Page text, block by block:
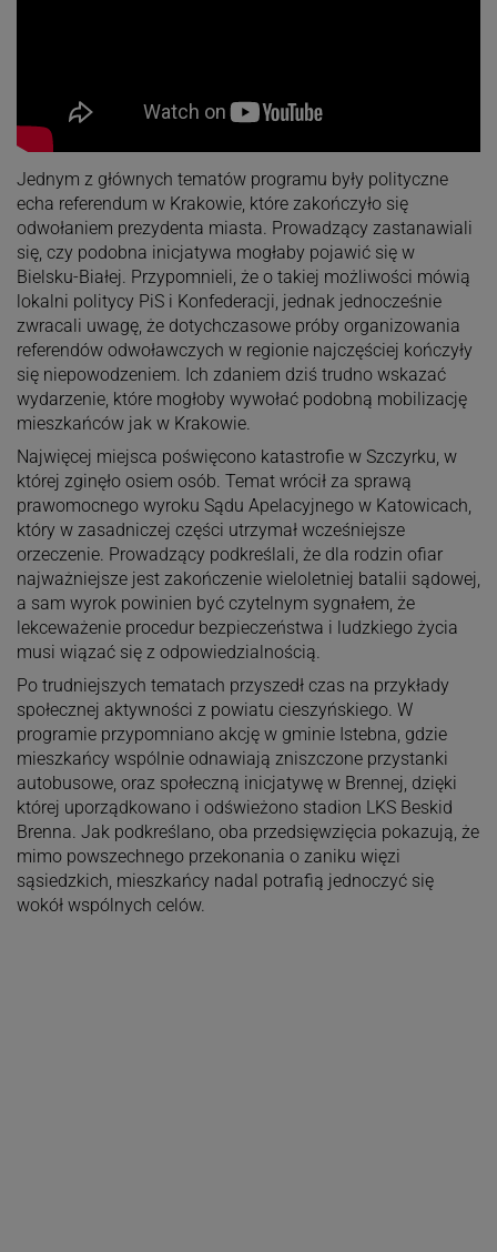
Jednym z głównych tematów programu były polityczne
echa referendum w Krakowie, które zakończyło się
odwołaniem prezydenta miasta. Prowadzący zastanawiali
się, czy podobna inicjatywa mogłaby pojawić się w
Bielsku-Białej. Przypomnieli, że o takiej możliwości mówią
lokalni politycy PiS i Konfederacji, jednak jednocześnie
zwracali uwagę, że dotychczasowe próby organizowania
referendów odwoławczych w regionie najczęściej kończyły
się niepowodzeniem. Ich zdaniem dziś trudno wskazać
wydarzenie, które mogłoby wywołać podobną mobilizację
mieszkańców jak w Krakowie.
Najwięcej miejsca poświęcono katastrofie w Szczyrku, w
której zginęło osiem osób. Temat wrócił za sprawą
prawomocnego wyroku Sądu Apelacyjnego w Katowicach,
który w zasadniczej części utrzymał wcześniejsze
orzeczenie. Prowadzący podkreślali, że dla rodzin ofiar
najważniejsze jest zakończenie wieloletniej batalii sądowej,
a sam wyrok powinien być czytelnym sygnałem, że
lekceważenie procedur bezpieczeństwa i ludzkiego życia
musi wiązać się z odpowiedzialnością.
Po trudniejszych tematach przyszedł czas na przykłady
społecznej aktywności z powiatu cieszyńskiego. W
programie przypomniano akcję w gminie Istebna, gdzie
mieszkańcy wspólnie odnawiają zniszczone przystanki
autobusowe, oraz społeczną inicjatywę w Brennej, dzięki
której uporządkowano i odświeżono stadion LKS Beskid
Brenna. Jak podkreślano, oba przedsięwzięcia pokazują, że
mimo powszechnego przekonania o zaniku więzi
sąsiedzkich, mieszkańcy nadal potrafią jednoczyć się
wokół wspólnych celów.